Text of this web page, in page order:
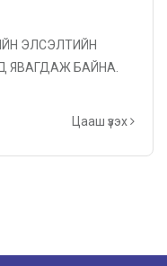
ЭЛСЭЛТИЙН
ЯВАГДАЖ БАЙНА.
Цааш үзэх